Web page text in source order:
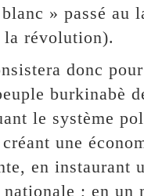
» passé au
la révolution).
donc
burkinabè
le système
une
en instaurant
; en un